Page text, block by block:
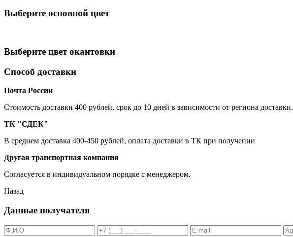
Выберите oсновной цвет
Выберите цвет окантовки
Способ доставки
Почта России
Cтоимость доставки 400 рублей, срок до 10 дней в зависимости от региона доставки.
ТК "СДЕК"
В среднем доставка 400-450 рублей, оплата доставки в ТК при получении
Другая транспортная компания
Согласуется в индивидуальном порядке с менеджером.
Назад
Данные получателя